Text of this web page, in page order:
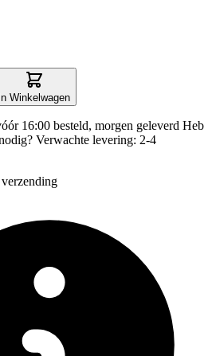
Winkelwagen
16:00 besteld, morgen geleverd Heb
Verwachte levering: 2-4